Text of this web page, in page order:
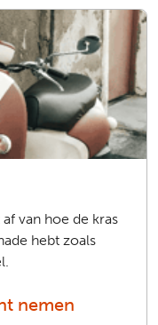
van hoe de kras
hebt zoals
nemen